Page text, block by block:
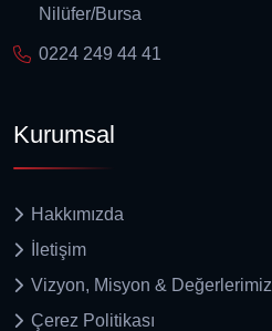
Nilüfer/Bursa
0224 249 44 41
Kurumsal
Hakkımızda
İletişim
Vizyon, Misyon & Değerlerimiz
Çerez Politikası